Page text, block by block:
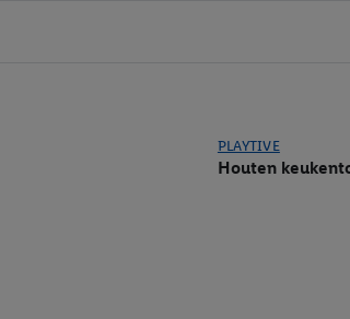
PLAYTIVE
Houten